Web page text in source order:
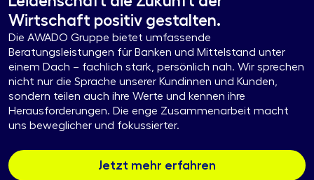
Wirtschaft positiv gestalten.
Die AWADO Gruppe bietet umfassende
Beratungsleistungen für Banken und Mittelstand unter
einem Dach – fachlich stark, persönlich nah. Wir sprechen
nicht nur die Sprache unserer Kundinnen und Kunden,
sondern teilen auch ihre Werte und kennen ihre
Herausforderungen. Die enge Zusammenarbeit macht
uns beweglicher und fokussierter.
Jetzt mehr erfahren